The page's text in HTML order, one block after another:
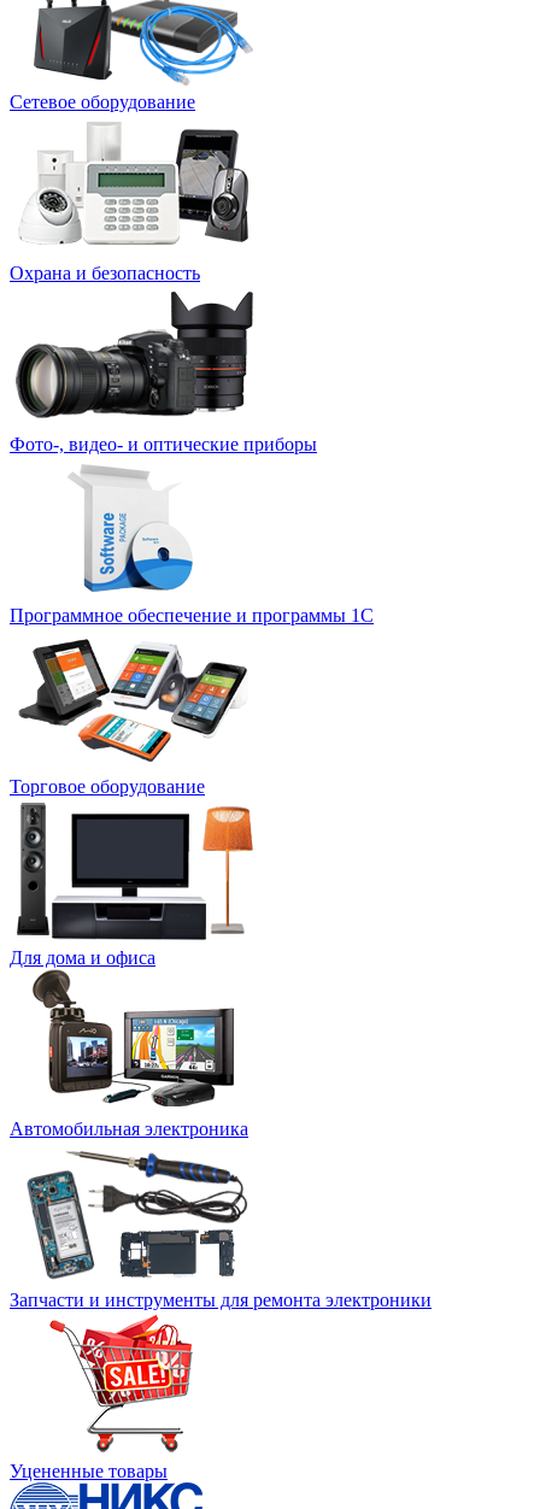
Сетевое оборудование
Охрана и безопасность
Фото-, видео- и оптические приборы
Программное обеспечение и программы 1С
Торговое оборудование
Для дома и офиса
Автомобильная электроника
Запчасти и инструменты для ремонта электроники
Уцененные товары